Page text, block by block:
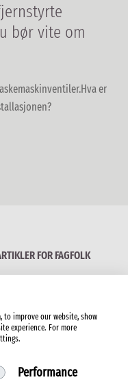
bør vite om
Hva er
FOR FAGFOLK
to improve our website, show
experience. For more
Performance